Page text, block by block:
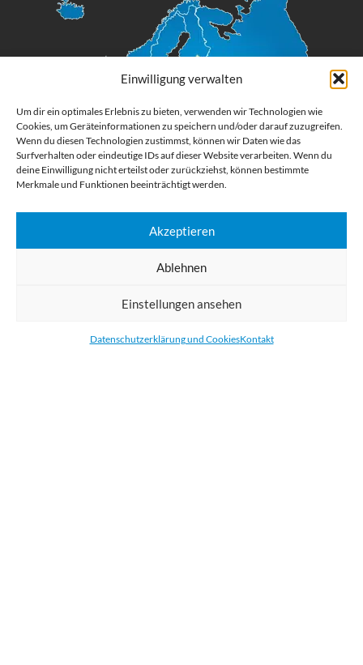
Einwilligung verwalten
Um dir ein optimales Erlebnis zu bieten, verwenden wir Technologien wie
Cookies, um Geräteinformationen zu speichern und/oder darauf zuzugreifen.
Wenn du diesen Technologien zustimmst, können wir Daten wie das
Surfverhalten oder eindeutige IDs auf dieser Website verarbeiten. Wenn du
deine Einwilligung nicht erteilst oder zurückziehst, können bestimmte
Merkmale und Funktionen beeinträchtigt werden.
Akzeptieren
Ablehnen
Einstellungen ansehen
Datenschutzerklärung und CookiesKontakt
Digital Großformatdruck
Bestellen Sie gedruckte Werbemittel online für Ihr Unternehmen. Wir
und Aufkleber. Wir liefern unsere Druckprodukte Deutschland,